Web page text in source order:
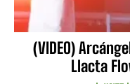
(VIDEO)
Llacta